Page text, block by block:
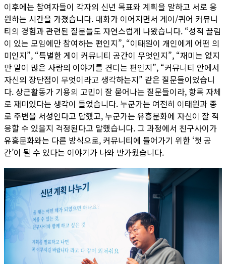
이후에는 참여자들이 각자의 신년 목표와 계획을 말하고 서로 응
원하는 시간을 가졌습니다. 대화가 이어지면서 게이/퀴어 커뮤니
티의 경험과 관련된 질문들도 자연스럽게 나왔습니다. “성적 끌림
이 있는 모임에만 참여하는 편인지”, “이태원이 개인에게 어떤 의
미인지”, “특별한 게이 커뮤니티 공간이 무엇인지”, “재미는 없지
만 말이 많은 사람의 이야기를 견디는 편인지”, “커뮤니티 안에서
자신의 장단점이 무엇이라고 생각하는지” 같은 질문들이었습니
다. 상근활동가 기용의 고민이 잘 묻어나는 질문들이라, 항목 자체
로 재미있다는 생각이 들었습니다. 누군가는 여전히 이태원과 종
로 주변을 서성인다고 답했고, 누군가는 유흥문화에 자신이 잘 적
응할 수 있을지 걱정된다고 말했습니다. 그 과정에서 친구사이가
유흥문화와는 다른 방식으로, 커뮤니티에 들어가기 위한 ‘첫 공
간’이 될 수 있다는 이야기가 나와 반가웠습니다.